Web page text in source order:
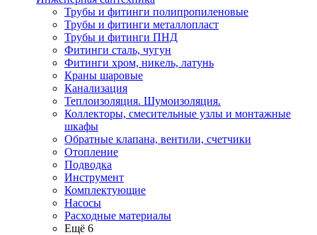
Трубы и фитинги полипропиленовые
Трубы и фитинги металлопласт
Трубы и фитинги ПНД
Фитинги сталь, чугун
Фитинги хром, никель, латунь
Краны шаровые
Канализация
Теплоизоляция. Шумоизоляция.
Коллекторы, смесительные узлы и монтажные
шкафы
Обратные клапана, вентили, счетчики
Отопление
Подводка
Инструмент
Комплектующие
Насосы
Расходные материалы
Ещё 6